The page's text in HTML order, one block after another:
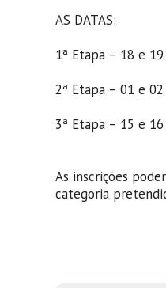
AS DATAS:
1ª Etapa – 18 e
2ª Etapa – 01 e
3ª Etapa – 15 e
As inscrições
categoria